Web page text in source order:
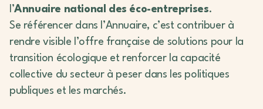
l’Annuaire national des éco-entreprises.
Se référencer dans l’Annuaire, c’est contribuer à
rendre visible l’offre française de solutions pour la
transition écologique et renforcer la capacité
collective du secteur à peser dans les politiques
publiques et les marchés.